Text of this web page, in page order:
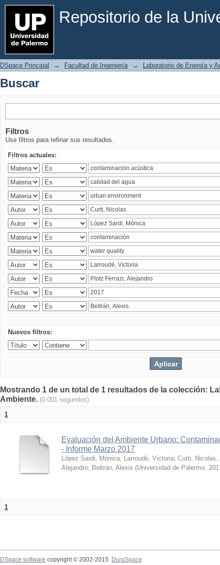
Repositorio de la
Buscar
DSpace Principal → Facultad de Ingeniería → Laboratorio de Energía y
Buscar
Filtros
Use filtros para refinar sus resultados.
Filtros actuales:
Nuevos filtros:
Mostrando 1 de un total de 1 resultados de la colección:
Ambiente. (0.001 segundos)
1
Evaluación del Ambiente Urbano:
- Informe Marzo 2017
López Sardi, Mónica; Larroudé, Victoria; Curti, Nicolas;
Alejandro; Beltrán, Alexis (Universidad de Palermo,
1
DSpace software copyright © 2002-2015
DuraSpace